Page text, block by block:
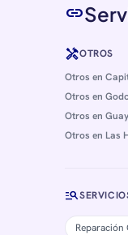
link
handymanOTROS
Otros en
Otros en
Otros en
Otros en Las
manage_search
Reparación